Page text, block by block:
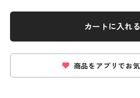
カートに入れる
商品をアプリでお